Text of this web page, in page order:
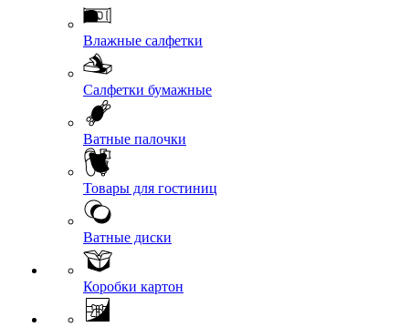
Влажные салфетки
Салфетки бумажные
Ватные палочки
Товары для гостиниц
Ватные диски
Коробки картон